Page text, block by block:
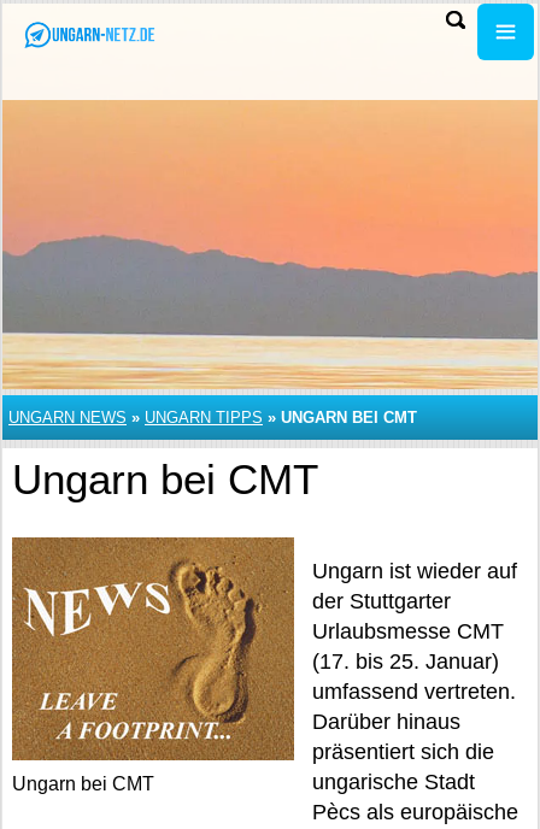
UNGARN NEWS » UNGARN TIPPS » UNGARN BEI CMT
Ungarn bei CMT
Ungarn bei CMT
Ungarn ist wieder auf
der Stuttgarter
Urlaubsmesse CMT
(17. bis 25. Januar)
umfassend vertreten.
Darüber hinaus
präsentiert sich die
ungarische Stadt
Pècs als europäische